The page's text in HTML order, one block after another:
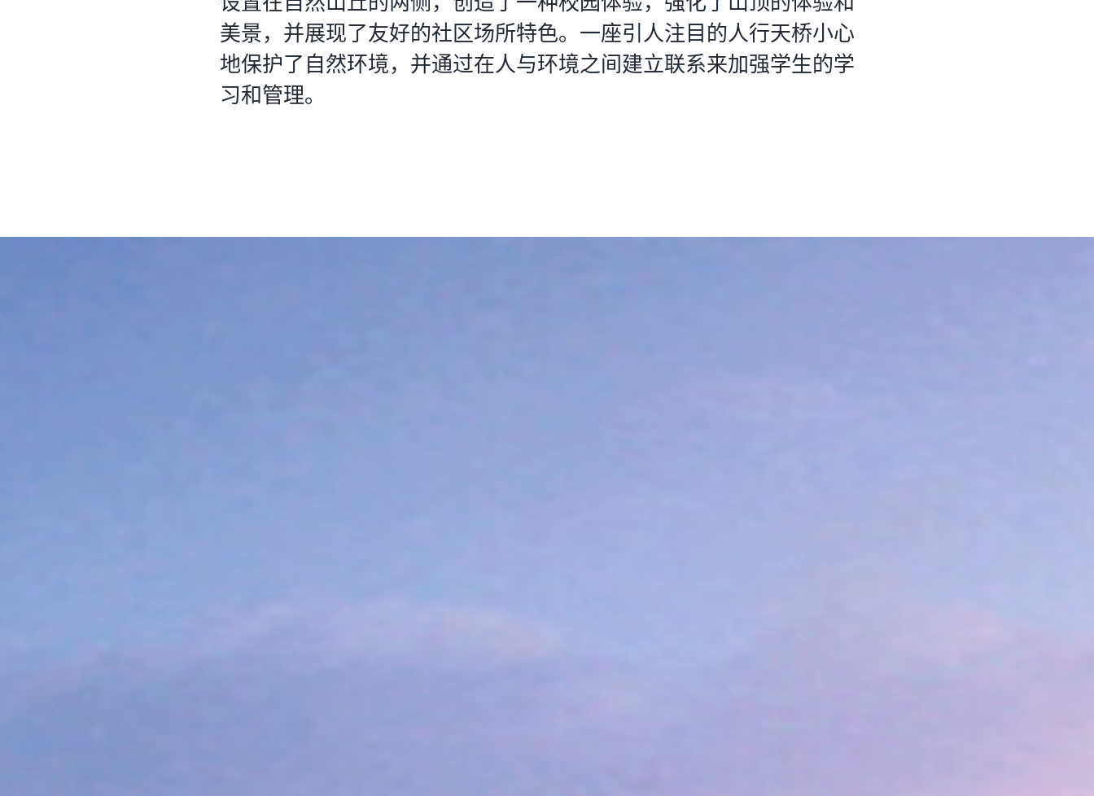
美景，并展现了友好的社区场所特色。一座引人注目的人行天桥小心
地保护了自然环境，并通过在人与环境之间建立联系来加强学生的学
习和管理。